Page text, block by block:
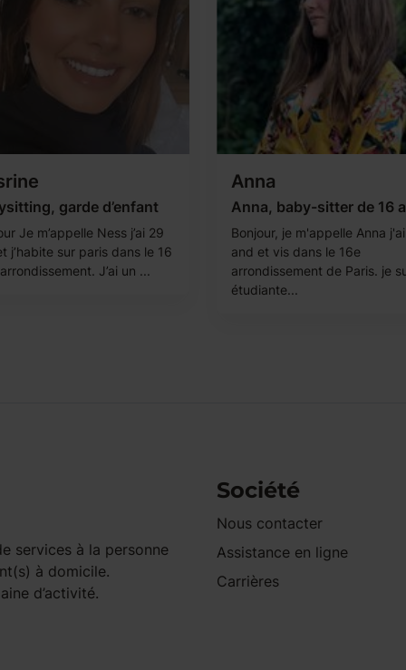
garde d’enfant
Je m’appelle Ness j’ai 29
j’habite sur paris dans le 16
J’ai un ...
Anna
Anna, baby-sitter de 16
Bonjour, je m'appelle Anna
and et vis dans le 16e
arrondissement de Paris. je
étudiante...
services à la personne
à domicile.
d’activité.
Société
Nous contacter
Assistance en ligne
Carrières